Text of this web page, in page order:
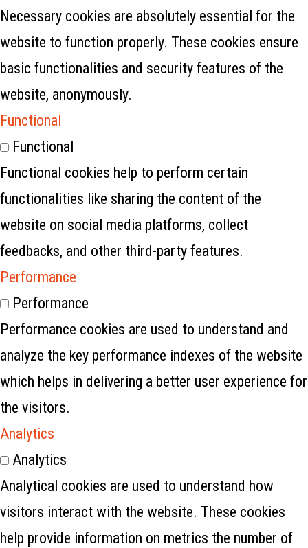
Necessary cookies are absolutely essential for the
website to function properly. These cookies ensure
basic functionalities and security features of the
website, anonymously.
Functional
Functional
Functional cookies help to perform certain
functionalities like sharing the content of the
website on social media platforms, collect
feedbacks, and other third-party features.
Performance
Performance
Performance cookies are used to understand and
analyze the key performance indexes of the website
which helps in delivering a better user experience for
the visitors.
Analytics
Analytics
Analytical cookies are used to understand how
visitors interact with the website. These cookies
help provide information on metrics the number of